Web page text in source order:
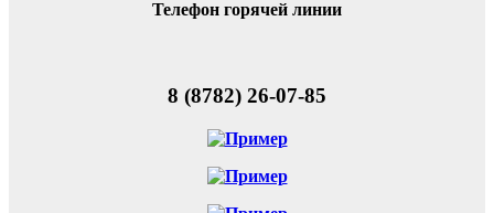
Телефон горячей линии
8 (8782) 26-07-85